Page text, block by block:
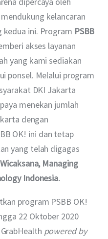
kelancaran
kedua ini. Program PSBB
akses layanan
yang kami sediakan
ponsel. Melalui program
DKI Jakarta
menekan jumlah
dengan
OK! ini dan tetap
yang telah digagas
Managing
Indonesia.
program PSBB OK!
22 Oktober 2020
powered by